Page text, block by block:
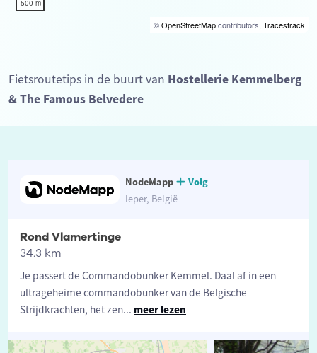
500 m
©OpenStreetMapcontributors, Tracestrack
Fietsroutetips in de buurt van Hostellerie Kemmelberg
& The Famous Belvedere
NodeMapp
Volg
Ieper, België
Rond Vlamertinge
34.3 km
Je passert de Commandobunker Kemmel. Daal af in een
ultrageheime commandobunker van de Belgische
Strijdkrachten, het zen... meer lezen